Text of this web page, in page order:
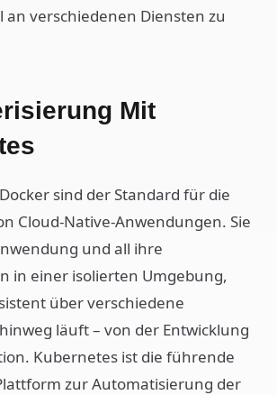
an verschiedenen Diensten zu
Mit
sind der Standard für die
Cloud-Native-Anwendungen. Sie
und all ihre
in einer isolierten Umgebung,
über verschiedene
läuft – von der Entwicklung
Kubernetes ist die führende
zur Automatisierung der